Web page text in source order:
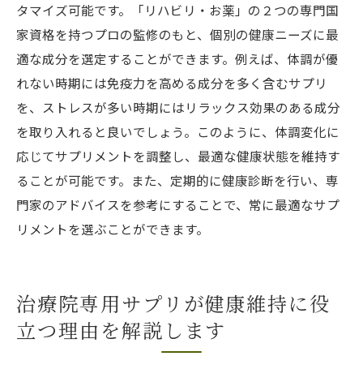
タマイズ可能です。「リハビリ・お薬」の２つの専門国
家資格を持つプロの監修のもと、個別の健康ニーズに最
適な成分を選定することができます。例えば、体調が優
れない時期には免疫力を高める成分を多く含むサプリ
を、ストレスが多い時期にはリラックス効果のある成分
を取り入れると良いでしょう。このように、体調変化に
応じてサプリメントを調整し、最適な健康状態を維持す
ることが可能です。また、定期的に健康診断を行い、専
門家のアドバイスを参考にすることで、常に最適なサプ
リメントを選ぶことができます。
治療院専用サプリが健康維持に役
立つ理由を解説します